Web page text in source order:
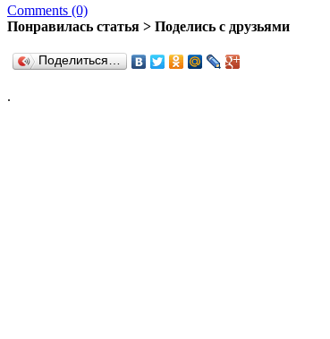
Comments (0)
Понравилась статья > Поделись с друзьями
Поделиться…
.